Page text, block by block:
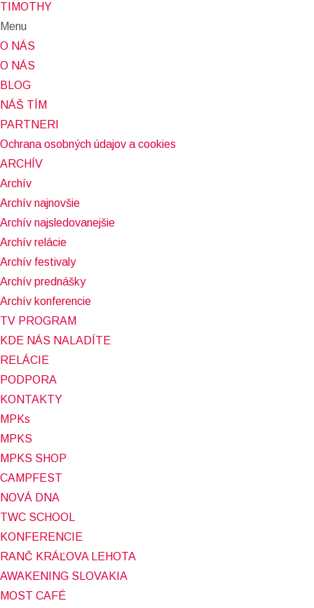
TIMOTHY
Menu
O NÁS
O NÁS
BLOG
NÁŠ TÍM
PARTNERI
Ochrana osobných údajov a cookies
ARCHÍV
Archív
Archív najnovšie
Archív najsledovanejšie
Archív relácie
Archív festivaly
Archív prednášky
Archív konferencie
TV PROGRAM
KDE NÁS NALADÍTE
RELÁCIE
PODPORA
KONTAKTY
MPKs
MPKS
MPKS SHOP
CAMPFEST
NOVÁ DNA
TWC SCHOOL
KONFERENCIE
RANČ KRÁĽOVA LEHOTA
AWAKENING SLOVAKIA
MOST CAFÉ